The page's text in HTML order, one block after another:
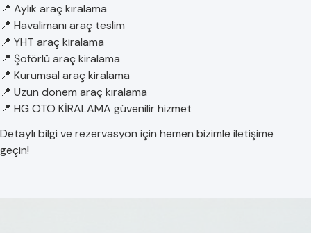
📍 Aylık araç kiralama
📍 Havalimanı araç teslim
📍 YHT araç kiralama
📍 Şoförlü araç kiralama
📍 Kurumsal araç kiralama
📍 Uzun dönem araç kiralama
📍 HG OTO KİRALAMA güvenilir hizmet
Detaylı bilgi ve rezervasyon için hemen bizimle iletişime
geçin!